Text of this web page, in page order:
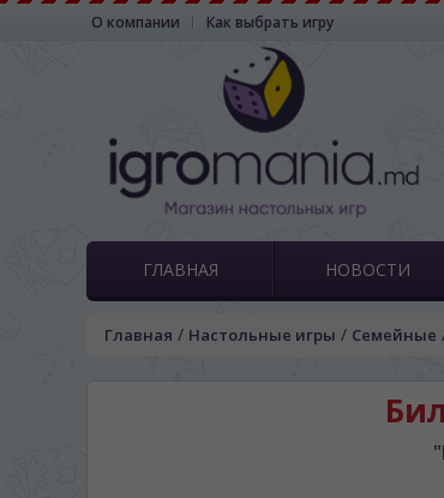
О компании Как выбрать игру
ГЛАВНАЯ НОВОСТИ
Главная / Настольные игры / Семейные